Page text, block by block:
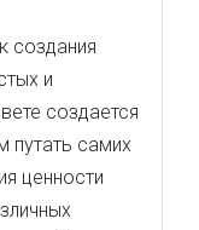
создания
и
создается
путать самих
ценности